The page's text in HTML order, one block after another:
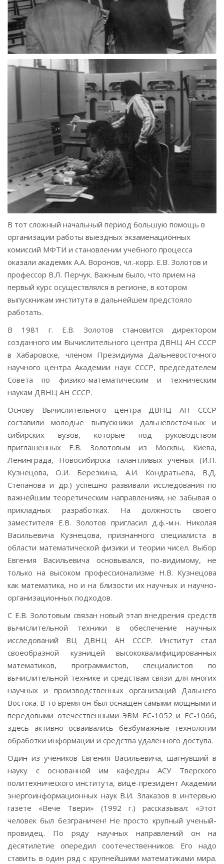
В тот сложный начальный период большую помощь в
организации работы выездных экзаменационных
комиссий МФТИ и становлении учебного процесса
оказали академик А.А. Воронов, чл.-корр. Е.В. Золотов и
профессор В.Л. Перчук. Важным было, что прием на
первый курс осуществлялся в регионе, в котором
выпускникам института в дальнейшем предстояло
работать.
В 1981 г. Е.В. Золотов становится директором
созданного им Вычислительного центра ДВНЦ АН СССР
в Хабаровске, членом Президиума Дальневосточного
научного центра Академии наук СССР, председателем
Совета по физико-математическим и техническим
наукам ДВНЦ АН СССР.
Основу Вычислительного центра ДВНЦ АН СССР
составили молодые выпускники дальневосточных и
сибирских вузов, которые под руководством
приглашенных Е.В. Золотовым из Москвы, Киева,
Ленинграда, Новосибирска талантливых ученых (И.П.
Кузнецова, О.И. Березкина, А.И. Кондратьева, В.Д.
Степанова и др.) успешно развивали исследования по
важнейшим теоретическим направлениям, не забывая о
прикладных разработках. На должность своего
заместителя Е.В. Золотов пригласил д.ф.-м.н. Николая
Васильевича Кузнецова, признанного специалиста в
области математической физики и теории чисел. Выбор
Евгения Васильевича основывался, по-видимому, не
только на высоком профессионализме Н.В. Кузнецова
как математика, но и на близости их научных и научно-
организационных подходов.
С Е.В. Золотовым связан новый этап внедрения средств
вычислительной техники в обеспечение научных
исследований ВЦ ДВНЦ АН СССР. Институт стал
своеобразной кузницей высококвалифицированных
математиков, программистов, специалистов по
вычислительной технике и средствам связи для многих
научных и производственных организаций Дальнего
Востока. В то время он был оснащен самыми мощными и
передовыми отечественными ЭВМ ЕС-1052 и ЕС-1066,
здесь активно осваивались безбумажные технологии
обработки информации и средства удаленного доступа.
Один из учеников Евгения Васильевича, шагнувший в
науку с основанной им кафедры АСУ Тверского
политехнического института, вице-президент Академии
энергоинформационных наук В.И. Злаказов в интервью
газете «Вече Твери» (1992 г.) рассказывал: «Этот
человек был безграничен! Не просто крупный ученый-
провидец. По ряду научных направлений он на
десятилетие опередил соотечественников. Его надо
ставить в один ряд с крупнейшими математиками мира.